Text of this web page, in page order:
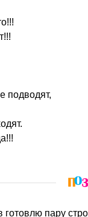
подводят,
готовлю пару